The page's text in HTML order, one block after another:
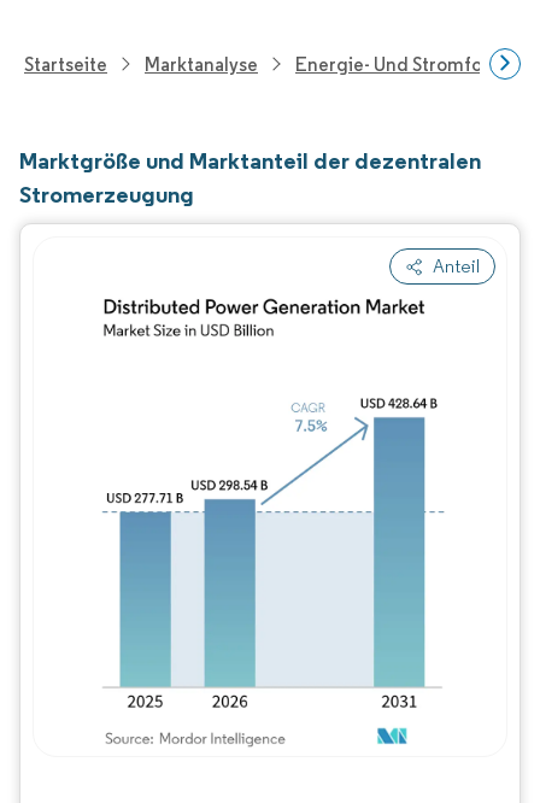
Startseite Marktanalyse Energie- Und
Marktgröße und Marktanteil der dezentralen
Stromerzeugung
Anteil